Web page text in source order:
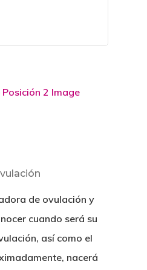
de ovulación y
cuando será su
así como el
nacerá